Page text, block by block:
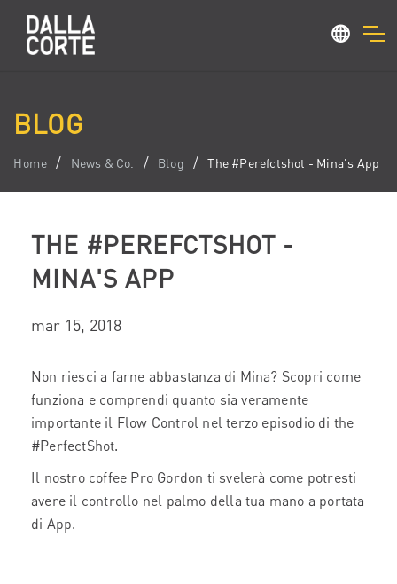
BLOG
Home News & Co. Blog The #Perefctshot - Mina's App
THE #PEREFCTSHOT -
MINA'S APP
mar 15, 2018
Non riesci a farne abbastanza di Mina? Scopri come
funziona e comprendi quanto sia veramente
importante il Flow Control nel terzo episodio di the
#PerfectShot.
Il nostro coffee Pro Gordon ti svelerà come potresti
avere il controllo nel palmo della tua mano a portata
di App.